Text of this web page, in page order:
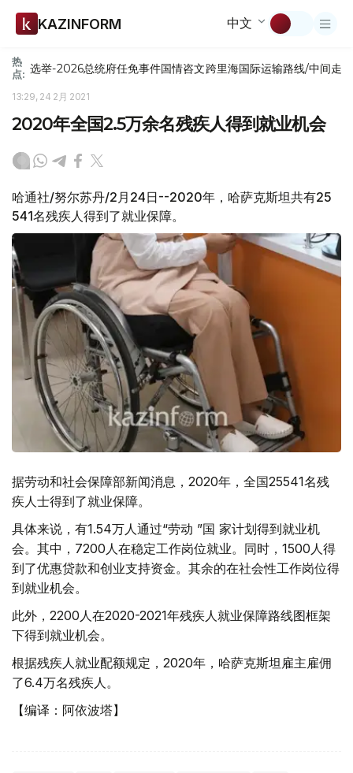
KAZINFORM 中文
热
点: 选举-2026总统府任免事件国情咨文跨里海国际运输路线/中间走廊
13:29, 24 2月 2021
2020年全国2.5万余名残疾人得到就业机会
哈通社/努尔苏丹/2月24日--2020年，哈萨克斯坦共有25
541名残疾人得到了就业保障。
据劳动和社会保障部新闻消息，2020年，全国25541名残
疾人士得到了就业保障。
具体来说，有1.54万人通过“劳动 ”国 家计划得到就业机
会。其中，7200人在稳定工作岗位就业。同时，1500人得
到了优惠贷款和创业支持资金。其余的在社会性工作岗位得
到就业机会。
此外，2200人在2020-2021年残疾人就业保障路线图框架
下得到就业机会。
根据残疾人就业配额规定，2020年，哈萨克斯坦雇主雇佣
了6.4万名残疾人。
【编译：阿依波塔】